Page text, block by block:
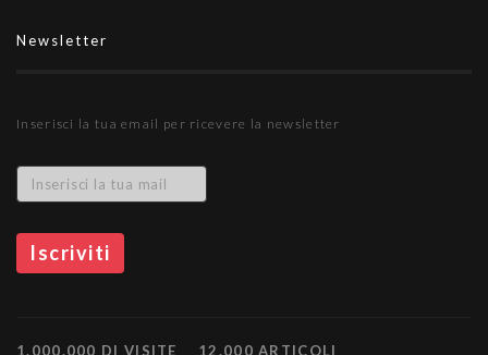
Newsletter
Inserisci la tua email per ricevere la newsletter
1.000.000 DI VISITE 12.000 ARTICOLI